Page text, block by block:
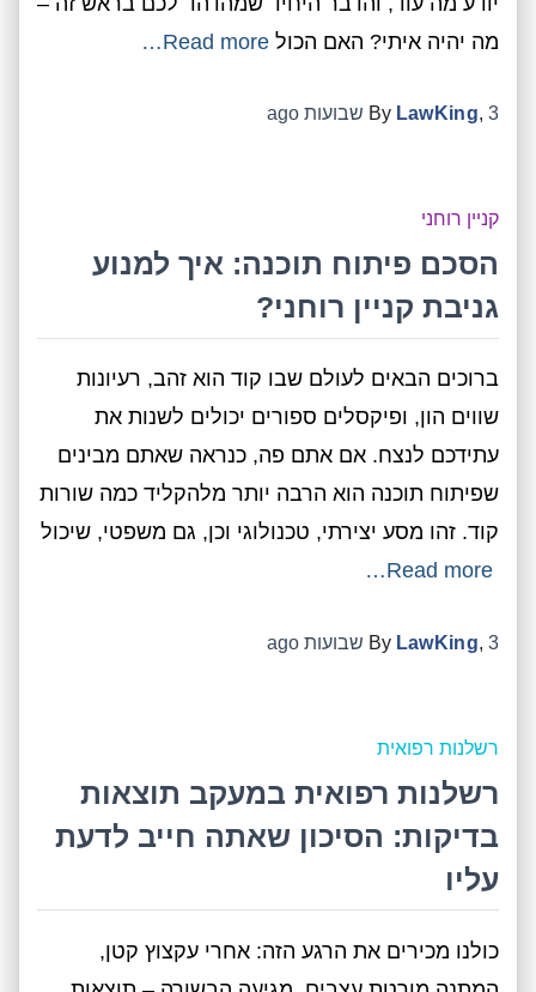
מה יהיה איתי? האם הכול Read more…
By LawKing, 3 שבועות ago
קניין רוחני
הסכם פיתוח תוכנה: איך למנוע
גניבת קניין רוחני?
ברוכים הבאים לעולם שבו קוד הוא זהב, רעיונות
שווים הון, ופיקסלים ספורים יכולים לשנות את
עתידכם לנצח. אם אתם פה, כנראה שאתם מבינים
שפיתוח תוכנה הוא הרבה יותר מלהקליד כמה שורות
קוד. זהו מסע יצירתי, טכנולוגי וכן, גם משפטי, שיכול
Read more…
By LawKing, 3 שבועות ago
רשלנות רפואית
רשלנות רפואית במעקב תוצאות
בדיקות: הסיכון שאתה חייב לדעת
עליו
כולנו מכירים את הרגע הזה: אחרי עקצוץ קטן,